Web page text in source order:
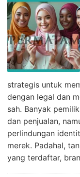
strategis untuk
dengan legal dan
sah. Banyak
dan penjualan,
perlindungan
merek. Padahal,
yang terdaftar,